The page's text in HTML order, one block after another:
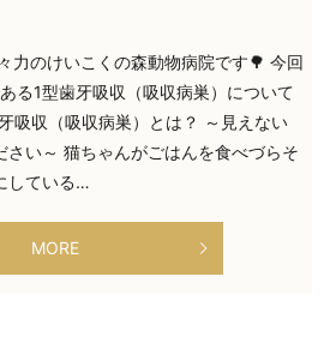
力のけいこくの森動物病院です🌳 今回
る1型歯牙吸収（吸収病巣）について
吸収（吸収病巣）とは？ ～見えない
さい～ 猫ちゃんがごはんを食べづらそ
している…
MORE